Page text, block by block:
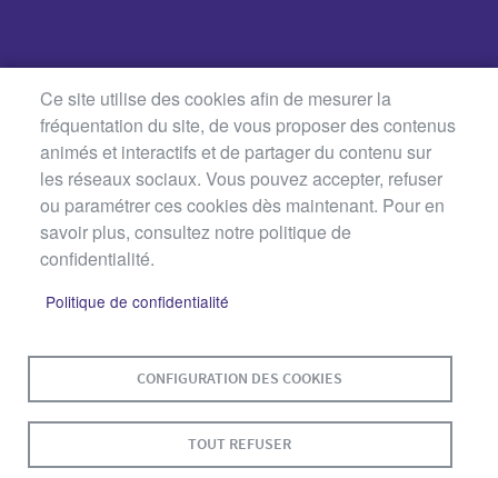
Ce site utilise des cookies afin de mesurer la
fréquentation du site, de vous proposer des contenus
animés et interactifs et de partager du contenu sur
les réseaux sociaux. Vous pouvez accepter, refuser
ou paramétrer ces cookies dès maintenant. Pour en
savoir plus, consultez notre politique de
confidentialité.
Politique de confidentialité
CONFIGURATION DES COOKIES
TOUT REFUSER
PAGE
PLAN DU SITE CONTACT MENTIONS LÉGALES
DONNÉES PERSONNELLES
ACCESSIBILITÉ : NON CONFORME